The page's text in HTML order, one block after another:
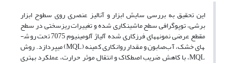
این تحقیق به بررسی سایش ابزار و آنالیز عنصری روی سطوح ابزار
برشی، توپوگرافی سطح ماشینکاری شده و تغییرات ریزسختی در سطح
مقطع عرضی نمونه­های فرزکاری شده آلیاژ آلومینیوم 7075 تحت روش­
های خشک، آب‌صابون و مقدار روانکاری کمینه (MQL) می­پردازد. روش
MQL، با کاهش ضریب اصطکاک و انتقال موثر حرارت، عملکرد بهتری